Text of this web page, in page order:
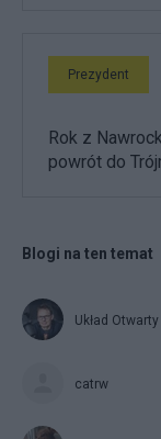
Prezydent
Rok z
powrót do
Blogi na ten temat
Układ Otwarty
catrw